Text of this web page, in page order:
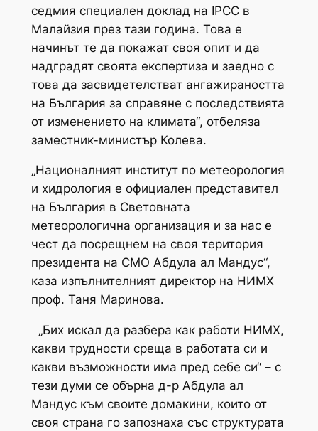
седмия специален доклад на IPCC в
Малайзия през тази година. Това е
начинът те да покажат своя опит и да
надградят своята експертиза и заедно с
това да засвидетелстват ангажираността
на България за справяне с последствията
от изменението на климата“, отбеляза
заместник-министър Колева.
„Националният институт по метеорология
и хидрология е официален представител
на България в Световната
метеорологична организация и за нас е
чест да посрещнем на своя територия
президента на СМО Абдула ал Мандус“,
каза изпълнителният директор на НИМХ
проф. Таня Маринова.
„Бих искал да разбера как работи НИМХ,
какви трудности среща в работата си и
какви възможности има пред себе си“ – с
тези думи се обърна д-р Абдула ал
Мандус към своите домакини, които от
своя страна го запознаха със структурата